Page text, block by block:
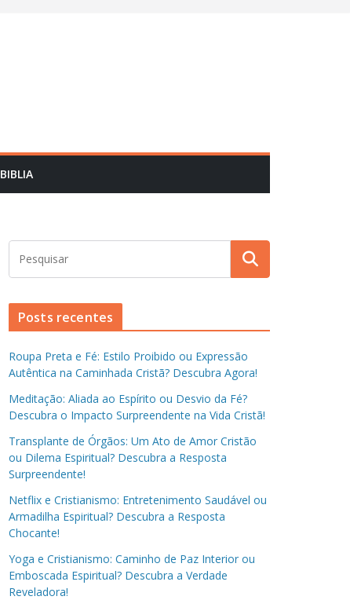
BIBLIA
Posts recentes
Roupa Preta e Fé: Estilo Proibido ou Expressão
Autêntica na Caminhada Cristã? Descubra Agora!
Meditação: Aliada ao Espírito ou Desvio da Fé?
Descubra o Impacto Surpreendente na Vida Cristã!
Transplante de Órgãos: Um Ato de Amor Cristão
ou Dilema Espiritual? Descubra a Resposta
Surpreendente!
Netflix e Cristianismo: Entretenimento Saudável ou
Armadilha Espiritual? Descubra a Resposta
Chocante!
Yoga e Cristianismo: Caminho de Paz Interior ou
Emboscada Espiritual? Descubra a Verdade
Reveladora!